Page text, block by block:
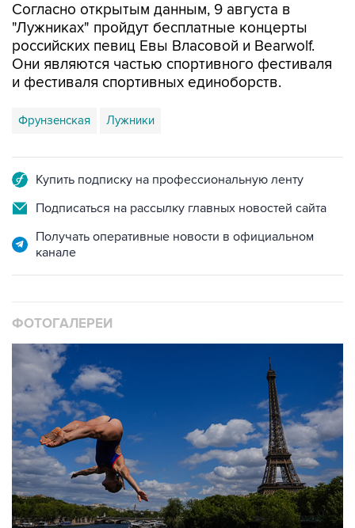
Согласно открытым данным, 9 августа в
"Лужниках" пройдут бесплатные концерты
российских певиц Евы Власовой и Bearwolf.
Они являются частью спортивного фестиваля
и фестиваля спортивных единоборств.
Фрунзенская Лужники
Купить подписку на профессиональную ленту
Подписаться на рассылку главных новостей сайта
Получать оперативные новости в официальном
канале
ФОТОГАЛЕРЕИ